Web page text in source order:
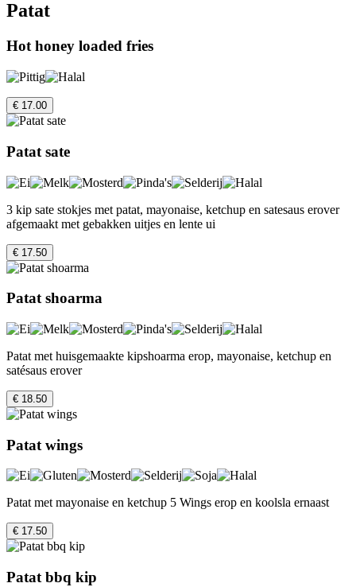
Patat
Hot honey loaded fries
€ 17.00
Patat sate
3 kip sate stokjes met patat, mayonaise, ketchup en satesaus erover
afgemaakt met gebakken uitjes en lente ui
€ 17.50
Patat shoarma
Patat met huisgemaakte kipshoarma erop, mayonaise, ketchup en
satésaus erover
€ 18.50
Patat wings
Patat met mayonaise en ketchup 5 Wings erop en koolsla ernaast
€ 17.50
Patat bbq kip